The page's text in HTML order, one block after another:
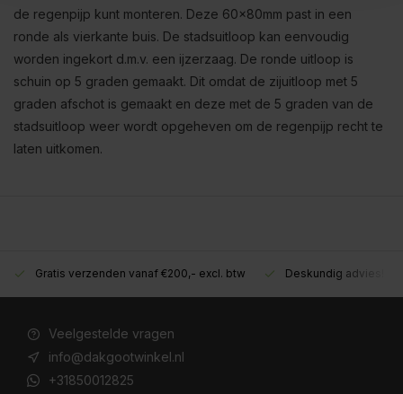
de regenpijp kunt monteren. Deze 60x80mm past in een
ronde als vierkante buis. De stadsuitloop kan eenvoudig
worden ingekort d.m.v. een ijzerzaag. De ronde uitloop is
schuin op 5 graden gemaakt. Dit omdat de zijuitloop met 5
graden afschot is gemaakt en deze met de 5 graden van de
stadsuitloop weer wordt opgeheven om de regenpijp recht te
laten uitkomen.
Gratis verzenden vanaf €200,- excl. btw Deskundig advies!
Veelgestelde vragen
info@dakgootwinkel.nl
+31850012825